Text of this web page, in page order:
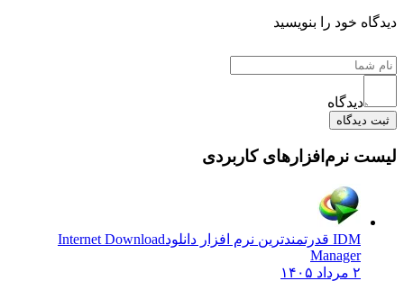
دیدگاه خود را بنویسید
دیدگاه
ثبت دیدگاه
لیست نرم‌افزارهای کاربردی
IDM قدرتمندترین نرم افزار دانلود
Internet Download
Manager
۲ مرداد ۱۴۰۵